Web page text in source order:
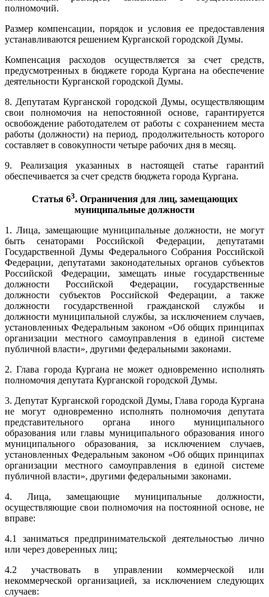
полномочий.
Размер компенсации, порядок и условия ее предоставления
устанавливаются решением Курганской городской Думы.
Компенсация расходов осуществляется за счет средств,
предусмотренных в бюджете города Кургана на обеспечение
деятельности Курганской городской Думы.
8. Депутатам Курганской городской Думы, осуществляющим
свои полномочия на непостоянной основе, гарантируется
освобождение работодателем от работы с сохранением места
работы (должности) на период, продолжительность которого
составляет в совокупности четыре рабочих дня в месяц.
9. Реализация указанных в настоящей статье гарантий
обеспечивается за счет средств бюджета города Кургана.
Статья 63. Ограничения для лиц, замещающих
муниципальные должности
1. Лица, замещающие муниципальные должности, не могут
быть сенаторами Российской Федерации, депутатами
Государственной Думы Федерального Собрания Российской
Федерации, депутатами законодательных органов субъектов
Российской Федерации, замещать иные государственные
должности Российской Федерации, государственные
должности субъектов Российской Федерации, а также
должности государственной гражданской службы и
должности муниципальной службы, за исключением случаев,
установленных Федеральным законом «Об общих принципах
организации местного самоуправления в единой системе
публичной власти», другими федеральными законами.
2. Глава города Кургана не может одновременно исполнять
полномочия депутата Курганской городской Думы.
3. Депутат Курганской городской Думы, Глава города Кургана
не могут одновременно исполнять полномочия депутата
представительного органа иного муниципального
образования или главы муниципального образования иного
муниципального образования, за исключением случаев,
установленных Федеральным законом «Об общих принципах
организации местного самоуправления в единой системе
публичной власти», другими федеральными законами.
4. Лица, замещающие муниципальные должности,
осуществляющие свои полномочия на постоянной основе, не
вправе:
4.1 заниматься предпринимательской деятельностью лично
или через доверенных лиц;
4.2 участвовать в управлении коммерческой или
некоммерческой организацией, за исключением следующих
случаев: